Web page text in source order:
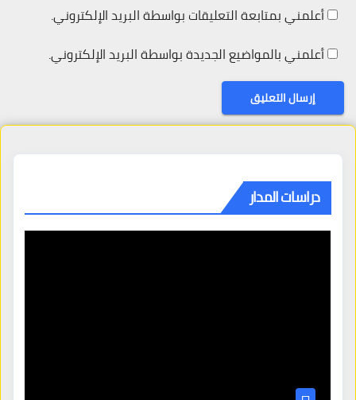
أعلمني بمتابعة التعليقات بواسطة البريد الإلكتروني.
أعلمني بالمواضيع الجديدة بواسطة البريد الإلكتروني.
دراسات المدار